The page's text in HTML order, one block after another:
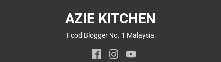
AZIE KITCHEN
Food Blogger No. 1 Malaysia